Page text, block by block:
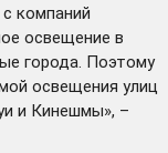
компаний
освещение в
города. Поэтому
освещения улиц
и Кинешмы», –